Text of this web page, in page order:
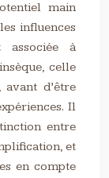
main
influences
associée à
celle
d’être
Il
entre
et
en compte